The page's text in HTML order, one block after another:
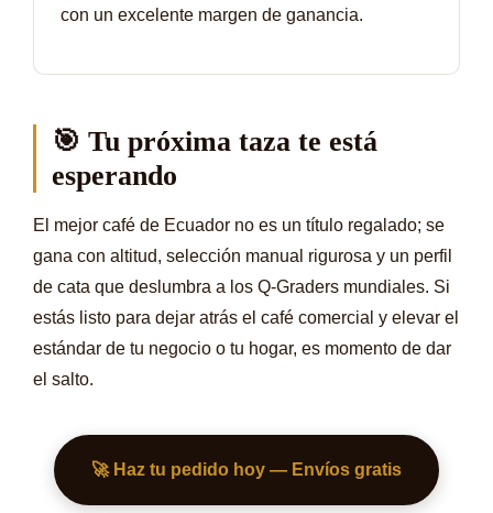
con un excelente margen de ganancia.
🎯 Tu próxima taza te está
esperando
El mejor café de Ecuador no es un título regalado; se
gana con altitud, selección manual rigurosa y un perfil
de cata que deslumbra a los Q-Graders mundiales. Si
estás listo para dejar atrás el café comercial y elevar el
estándar de tu negocio o tu hogar, es momento de dar
el salto.
🚀 Haz tu pedido hoy — Envíos gratis